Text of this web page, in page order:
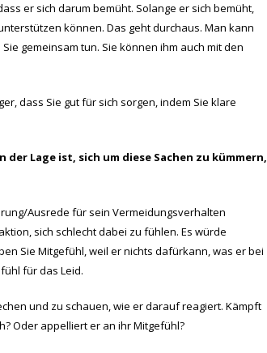
er sich darum bemüht. Solange er sich bemüht,
können. Das geht durchaus. Man kann
gemeinsam tun. Sie können ihm auch mit den
dass Sie gut für sich sorgen, indem Sie klare
Lage ist, sich um diese Sachen zu kümmern,
Ausrede für sein Vermeidungsverhalten
sich schlecht dabei zu fühlen. Es würde
Sie Mitgefühl, weil er nichts dafürkann, was er bei
für das Leid.
und zu schauen, wie er darauf reagiert. Kämpft
Oder appelliert er an ihr Mitgefühl?